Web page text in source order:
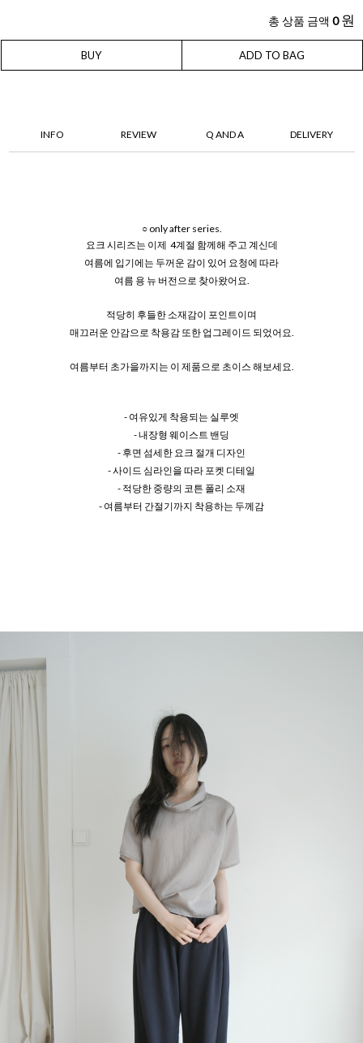
총 상품 금액 0 원
BUY ADD TO BAG
INFO REVIEW Q AND A DELIVERY
○ only after series.
요크 시리즈는 이제 4계절 함께해 주고 계신데
여름에 입기에는 두꺼운 감이 있어 요청에 따라
여름 용 뉴 버전으로 찾아왔어요.
적당히 후들한 소재감이 포인트이며
매끄러운 안감으로 착용감 또한 업그레이드 되었어요.
여름부터 초가을까지는 이 제품으로 초이스 해보세요.
- 여유있게 착용되는 실루엣
- 내장형 웨이스트 밴딩
- 후면 섬세한 요크 절개 디자인
- 사이드 심라인을 따라 포켓 디테일
- 적당한 중량의 코튼 폴리 소재
- 여름부터 간절기까지 착용하는 두께감